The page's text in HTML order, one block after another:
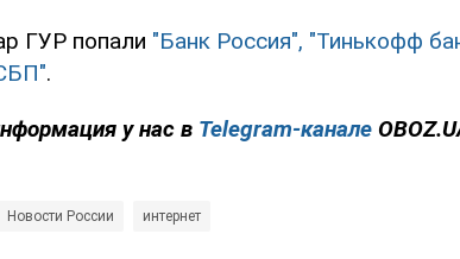
ГУР попали "Банк Россия", "Тинькофф
.
у нас в Telegram-канале
Новости России интернет